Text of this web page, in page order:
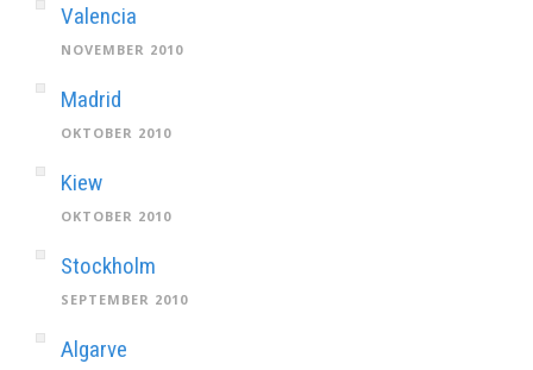
Valencia
NOVEMBER 2010
Madrid
OKTOBER 2010
Kiew
OKTOBER 2010
Stockholm
SEPTEMBER 2010
Algarve